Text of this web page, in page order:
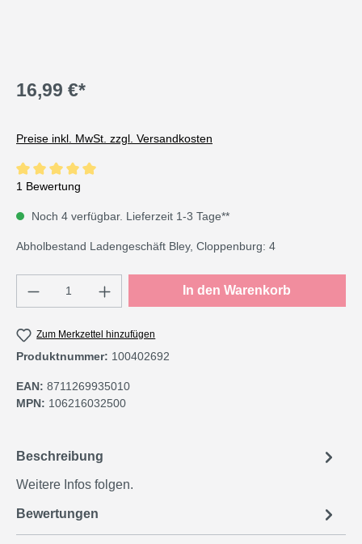
16,99 €*
Preise inkl. MwSt. zzgl. Versandkosten
Durchschnittliche Bewertung von 5 von 5 Sternen
1 Bewertung
Noch 4 verfügbar. Lieferzeit 1-3 Tage**
Abholbestand Ladengeschäft Bley, Cloppenburg: 4
Produkt Anzahl: Gib den gewünschten
In den Warenkorb
Zum Merkzettel hinzufügen
Produktnummer: 100402692
EAN: 8711269935010
MPN: 106216032500
Beschreibung
Weitere Infos folgen.
Bewertungen